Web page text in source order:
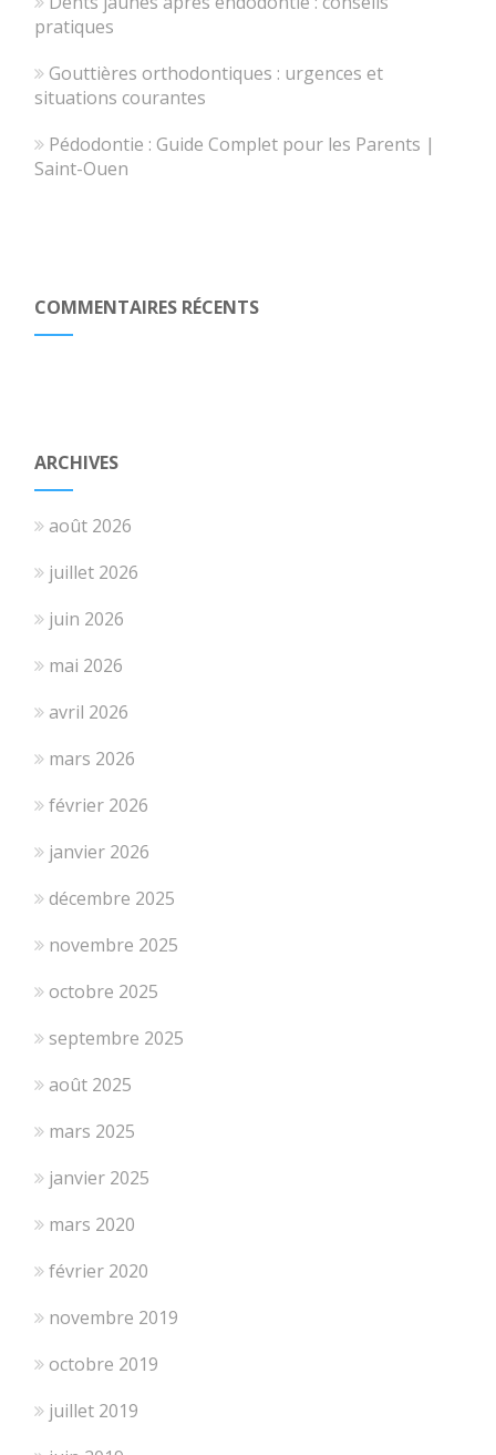
pratiques
Gouttières orthodontiques : urgences et
situations courantes
Pédodontie : Guide Complet pour les Parents |
Saint-Ouen
COMMENTAIRES RÉCENTS
ARCHIVES
août 2026
juillet 2026
juin 2026
mai 2026
avril 2026
mars 2026
février 2026
janvier 2026
décembre 2025
novembre 2025
octobre 2025
septembre 2025
août 2025
mars 2025
janvier 2025
mars 2020
février 2020
novembre 2019
octobre 2019
juillet 2019